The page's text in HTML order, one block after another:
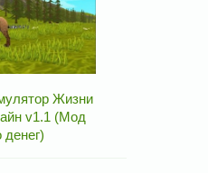
Жизни
v1.1 (Мод
денег)